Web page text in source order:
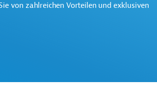
von zahlreichen Vorteilen und exklusiven